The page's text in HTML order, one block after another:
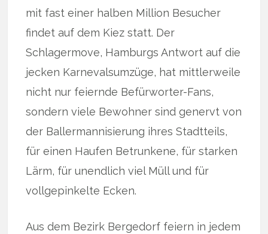
mit fast einer halben Million Besucher
findet auf dem Kiez statt. Der
Schlagermove, Hamburgs Antwort auf die
jecken Karnevalsumzüge, hat mittlerweile
nicht nur feiernde Befürworter-Fans,
sondern viele Bewohner sind genervt von
der Ballermannisierung ihres Stadtteils,
für einen Haufen Betrunkene, für starken
Lärm, für unendlich viel Müll und für
vollgepinkelte Ecken.
Aus dem Bezirk Bergedorf feiern in jedem